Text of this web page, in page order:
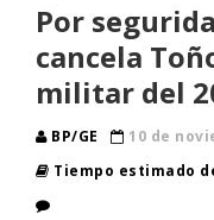
Por
cancela
militar del
BP/GE
10 de
Tiempo estimado